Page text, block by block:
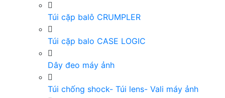
Túi cặp balô CRUMPLER
Túi cặp balo CASE LOGIC
Dây đeo máy ảnh
Túi chống shock- Túi lens- Vali máy ảnh